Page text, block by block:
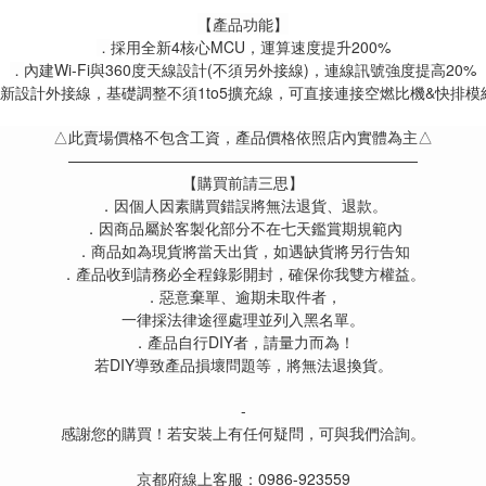
【產品功能】
． 採用全新4核心MCU，運算速度提升200%
． 內建Wi-Fi與360度天線設計(不須另外接線)，連線訊號強度提高20%
新設計外接線，基礎調整不須1to5擴充線，可直接連接空燃比機&快排
△此賣場價格不包含工資，產品價格依照店內實體為主△
———————————————————————
【購買前請三思】
．因個人因素購買錯誤將無法退貨、退款。
．因商品屬於客製化部分不在七天鑑賞期規範內
．商品如為現貨將當天出貨，如遇缺貨將另行告知
．產品收到請務必全程錄影開封，確保你我雙方權益。
．惡意棄單、逾期未取件者，
一律採法律途徑處理並列入黑名單。
．產品自行DIY者，請量力而為！
若DIY導致產品損壞問題等，將無法退換貨。
-
感謝您的購買！若安裝上有任何疑問，可與我們洽詢。
京都府線上客服：0986-923559